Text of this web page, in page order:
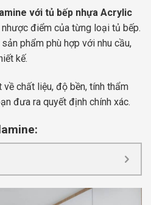
với tủ bếp nhựa Acrylic
điểm của từng loại tủ bếp.
phẩm phù hợp với nhu cầu,
kế.
chất liệu, độ bền, tính thẩm
đưa ra quyết định chính xác.